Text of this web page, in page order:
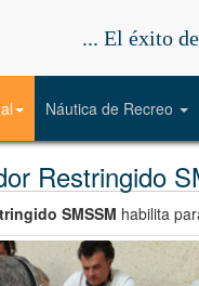
... El éxito
(current)
Náutica de Recreo
Restringido
SMSSM habilita